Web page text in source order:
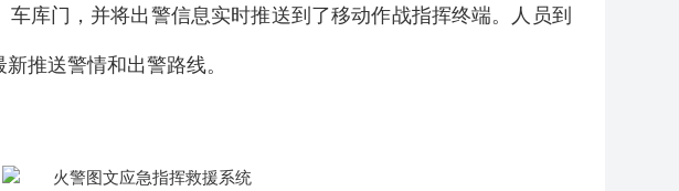
库门，并将出警信息实时推送到了移动作战指挥终端。人员到
推送警情和出警路线。